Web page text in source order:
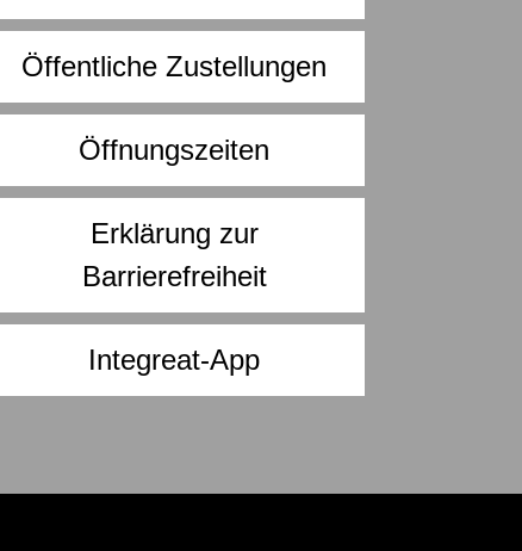
Öffentliche Zustellungen
Öffnungszeiten
Erklärung zur
Barrierefreiheit
Integreat-App